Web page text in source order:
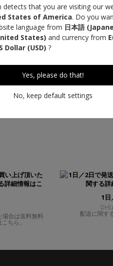
像いただけます。弊社では
ることで、エレガントで際立
革製品と乗馬具類の各セレ
共により一層の美しさを増
の装飾によるフランスの誇り
産への誇りにより創作され
合は送料無料
ちら。
1日
DHL
配送に関す
detects that you are visiting our
States of America. Do you
language from 日本語
States) and currency from
Dollar (USD) ?
Yes, please do that!
No, keep default settings